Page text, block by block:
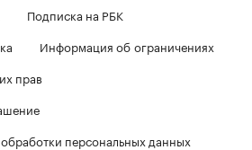
Подписка на РБК
Информация об ограничениях
прав
персональных данных